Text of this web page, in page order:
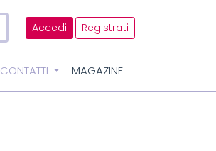
Accedi Registrati
CONTATTI MAGAZINE